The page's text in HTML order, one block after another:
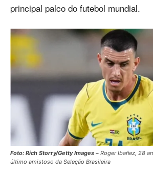
principal palco do futebol mundial.
Foto: Rich Storry/Getty Images – Roger Ibañez, 28
último amistoso da Seleção Brasileira